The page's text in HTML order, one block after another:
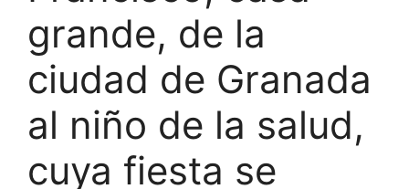
grande, de la
ciudad de Granada
al niño de la salud,
cuya fiesta se